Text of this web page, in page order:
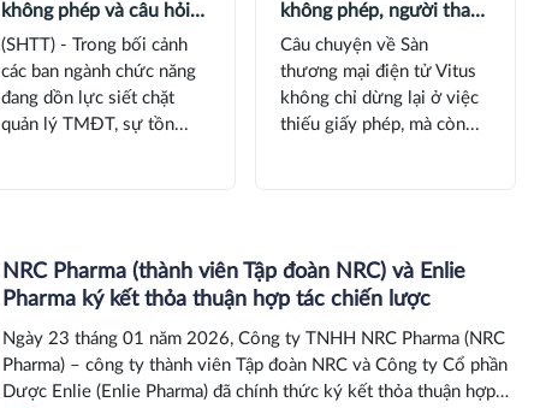
không phép và câu hỏi
về trách nhiệm quản lý?
(SHTT) - Trong bối cảnh
các ban ngành chức năng
đang dồn lực siết chặt
quản lý TMĐT, sự tồn...
không phép, người tham
gia ‘đối mặt’ rủi ro pháp
lý
Câu chuyện về Sàn
thương mại điện tử Vitus
không chỉ dừng lại ở việc
thiếu giấy phép, mà còn...
NRC Pharma (thành viên Tập đoàn NRC) và Enlie
Pharma ký kết thỏa thuận hợp tác chiến lược
Ngày 23 tháng 01 năm 2026, Công ty TNHH NRC Pharma (NRC
Pharma) – công ty thành viên Tập đoàn NRC và Công ty Cổ phần
Dược Enlie (Enlie Pharma) đã chính thức ký kết thỏa thuận hợp